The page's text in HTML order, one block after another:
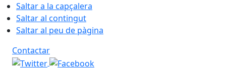
Saltar a la capçalera
Saltar al contingut
Saltar al peu de pàgina
Contactar